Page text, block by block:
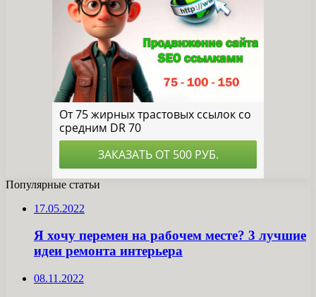
Популярные статьи
17.05.2022
Я хочу перемен на рабочем месте? 3 лучшие
идеи ремонта интерьера
08.11.2022